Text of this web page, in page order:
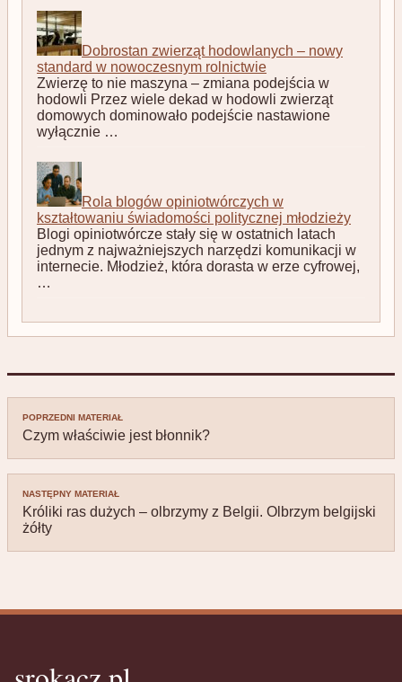
Dobrostan zwierząt hodowlanych – nowy
standard w nowoczesnym rolnictwie
Zwierzę to nie maszyna – zmiana podejścia w
hodowli Przez wiele dekad w hodowli zwierząt
domowych dominowało podejście nastawione
wyłącznie …
Rola blogów opiniotwórczych w
kształtowaniu świadomości politycznej młodzieży
Blogi opiniotwórcze stały się w ostatnich latach
jednym z najważniejszych narzędzi komunikacji w
internecie. Młodzież, która dorasta w erze cyfrowej,
…
Nawigacja
wpisu
POPRZEDNI MATERIAŁ
Czym właściwie jest błonnik?
NASTĘPNY MATERIAŁ
Króliki ras dużych – olbrzymy z Belgii. Olbrzym belgijski
żółty